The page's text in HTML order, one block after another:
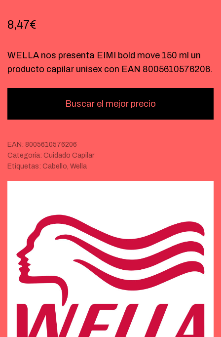
8,47€
WELLA nos presenta EIMI bold move 150 ml un
producto capilar unisex con EAN 8005610576206.
Buscar el mejor precio
EAN: 8005610576206
Categoría: Cuidado Capilar
Etiquetas: Cabello, Wella